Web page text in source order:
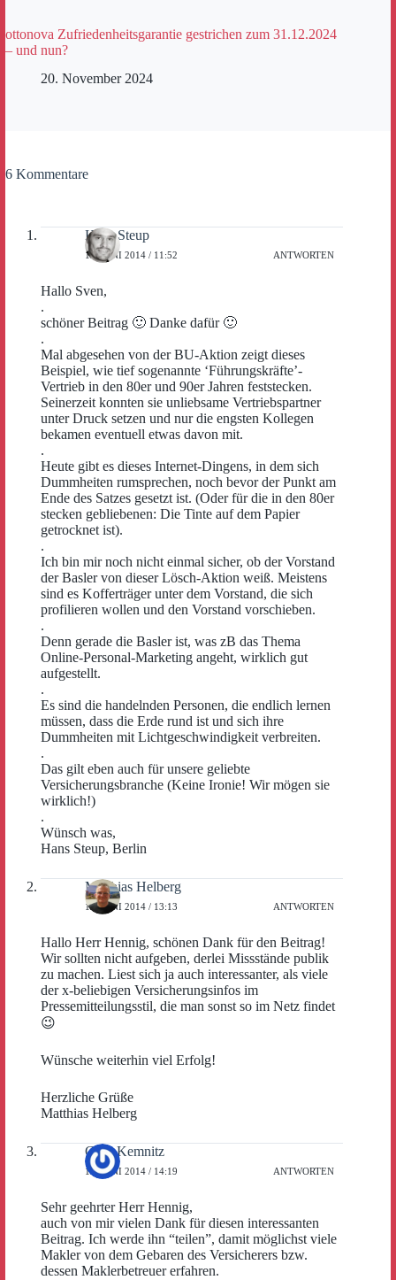
ottonova Zufriedenheitsgarantie gestrichen zum 31.12.2024
– und nun?
20. November 2024
6 Kommentare
Hans Steup
13. JUNI 2014 / 11:52 ANTWORTEN
Hallo Sven,
.
schöner Beitrag 🙂 Danke dafür 🙂
.
Mal abgesehen von der BU-Aktion zeigt dieses
Beispiel, wie tief sogenannte ‘Führungskräfte’-
Vertrieb in den 80er und 90er Jahren feststecken.
Seinerzeit konnten sie unliebsame Vertriebspartner
unter Druck setzen und nur die engsten Kollegen
bekamen eventuell etwas davon mit.
.
Heute gibt es dieses Internet-Dingens, in dem sich
Dummheiten rumsprechen, noch bevor der Punkt am
Ende des Satzes gesetzt ist. (Oder für die in den 80er
stecken gebliebenen: Die Tinte auf dem Papier
getrocknet ist).
.
Ich bin mir noch nicht einmal sicher, ob der Vorstand
der Basler von dieser Lösch-Aktion weiß. Meistens
sind es Kofferträger unter dem Vorstand, die sich
profilieren wollen und den Vorstand vorschieben.
.
Denn gerade die Basler ist, was zB das Thema
Online-Personal-Marketing angeht, wirklich gut
aufgestellt.
.
Es sind die handelnden Personen, die endlich lernen
müssen, dass die Erde rund ist und sich ihre
Dummheiten mit Lichtgeschwindigkeit verbreiten.
.
Das gilt eben auch für unsere geliebte
Versicherungsbranche (Keine Ironie! Wir mögen sie
wirklich!)
.
Wünsch was,
Hans Steup, Berlin
Matthias Helberg
13. JUNI 2014 / 13:13 ANTWORTEN
Hallo Herr Hennig, schönen Dank für den Beitrag!
Wir sollten nicht aufgeben, derlei Missstände publik
zu machen. Liest sich ja auch interessanter, als viele
der x-beliebigen Versicherungsinfos im
Pressemitteilungsstil, die man sonst so im Netz findet
😉
Wünsche weiterhin viel Erfolg!
Herzliche Grüße
Matthias Helberg
Gerd Kemnitz
13. JUNI 2014 / 14:19 ANTWORTEN
Sehr geehrter Herr Hennig,
auch von mir vielen Dank für diesen interessanten
Beitrag. Ich werde ihn “teilen”, damit möglichst viele
Makler von dem Gebaren des Versicherers bzw.
dessen Maklerbetreuer erfahren.